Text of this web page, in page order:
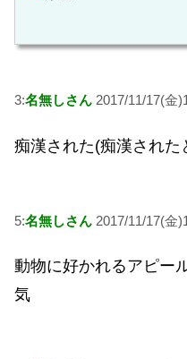
3:名無しさん 2017/11/17(金
痴漢された(痴漢され
5:名無しさん 2017/11/17(金
動物に好かれるアピー
気